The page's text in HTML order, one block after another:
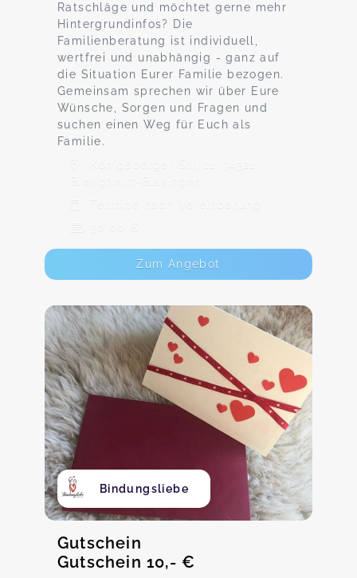
Ratschläge und möchtet gerne mehr
Hintergrundinfos? Die
Familienberatung ist individuell,
wertfrei und unabhängig - ganz auf
die Situation Eurer Familie bezogen.
Gemeinsam sprechen wir über Eure
Wünsche, Sorgen und Fragen und
suchen einen Weg für Euch als
Familie.
Königsberger Str. 11, 74321
Bietigheim-Bissingen
Termine nach Vereinbarung
30,00 €
Zum Angebot
Bindungsliebe
Gutschein
Gutschein 10,- €